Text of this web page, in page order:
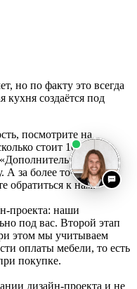
но по факту это всегда
кухня создаётся под
посмотрите на
стоит 10
А за более точным
обратиться к нам.
проекта: наши
под вас. Второй этап
этом мы учитываем
оплаты мебели, то есть
покупке.
дизайн-проекта и не